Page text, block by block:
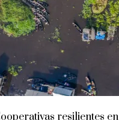
resilientes en